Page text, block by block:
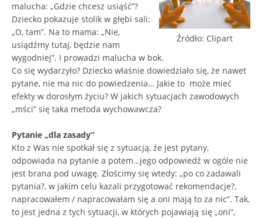
Źródło: Clipart
malucha: „Gdzie chcesz usiąść”?
Dziecko pokazuje stolik w głębi sali:
„O, tam”. Na to mama: „Nie,
usiądźmy tutaj, będzie nam
wygodniej”. I prowadzi malucha w bok.
Co się wydarzyło? Dziecko właśnie dowiedziało się, że nawet
pytane, nie ma nic do powiedzenia… Jakie to może mieć
efekty w dorosłym życiu? W jakich sytuacjach zawodowych
„mści” się taka metoda wychowawcza?
Pytanie „dla zasady”
Kto z Was nie spotkał się z sytuacją, że jest pytany,
odpowiada na pytanie a potem…jego odpowiedź w ogóle nie
jest brana pod uwagę. Złościmy się wtedy: „po co zadawali
pytania?, w jakim celu kazali przygotować rekomendacje?,
napracowałem / napracowałam się a oni mają to za nic”. Tak,
to jest jedna z tych sytuacji, w których pojawiają się „oni”,